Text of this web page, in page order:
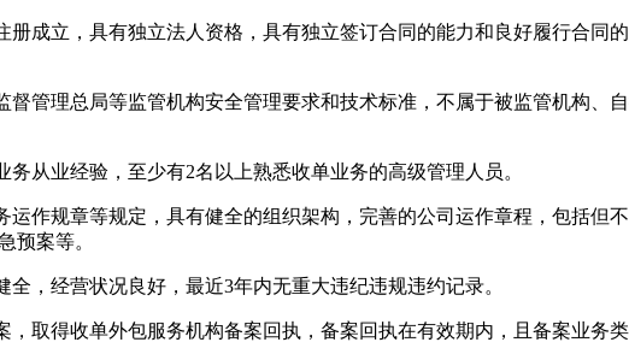
册成立，具有独立法人资格，具有独立签订合同的能力和良好履行合同
督管理总局等监管机构安全管理要求和技术标准，不属于被监管机构、
从业经验，至少有2名以上熟悉收单业务的高级管理人员。
运作规章等规定，具有健全的组织架构，完善的公司运作章程，包括但
预案等。
，经营状况良好，最近3年内无重大违纪违规违约记录。
取得收单外包服务机构备案回执，备案回执在有效期内，且备案业务